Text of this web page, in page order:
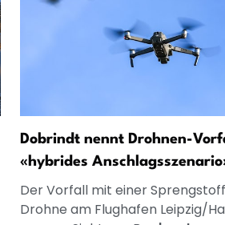
Dobrindt nennt Drohnen-
«hybrides
Der Vorfall mit einer
Drohne am Flughafen Leipzig/